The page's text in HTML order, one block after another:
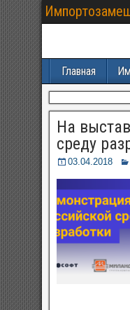
Главная
На
среду
03.04.2018